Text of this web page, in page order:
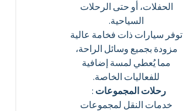
الحفلات، أو حتى الرحلات
السياحية.
توفر سيارات ذات فخامة عالية
مزودة بجميع وسائل الراحة،
مما يُعطي لمسة إضافية
للفعاليات الخاصة.
رحلات المجموعات:
خدمات النقل لمجموعات